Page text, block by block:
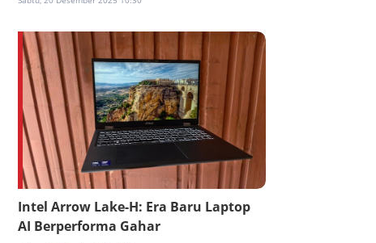
Intel Arrow Lake-H: Era Baru Laptop
AI Berperforma Gahar